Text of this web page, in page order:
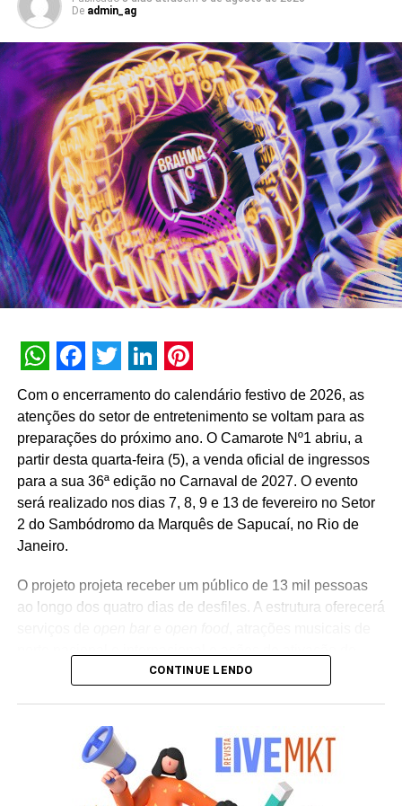
de inteligência artificial do banco que atinge o marco de
dez anos de operação em setembro de 2026. Com
capacidade transacional e conversacional, a plataforma
soma mais de 3 bilhões de interações históricas. No
primeiro semestre de 2026, a assistente registrou 74
milhões de interações, alcançando uma taxa de retenção
interna de 90% e índice de resolutividade de 87% nos
atendimentos.
Além da b.ia, o Meu Bradesco engloba ferramentas como
o E-agro — plataforma digital direcionada a produtores
rurais — e sistemas de recomendação de investimentos
suportados porGenAI(Inteligência Artificial Generativa),
que fornecem assessoria financeira automatizada e
A estratégia de divulgação da campanha engloba
peças deOut of Home(OOH) e ações com
influenciadores digitais, reforçando o posicionamento do
banco na transformação digital do setor financeiro.
De admin_ag
WhatsApp
Facebook
Twitter
LinkedIn
Pinterest
Com o encerramento do calendário festivo de 2026, as
atenções do setor de entretenimento se voltam para as
preparações do próximo ano. O Camarote Nº1 abriu, a
partir desta quarta-feira (5), a venda oficial de ingressos
para a sua 36ª edição no Carnaval de 2027. O evento
será realizado nos dias 7, 8, 9 e 13 de fevereiro no Setor
2 do Sambódromo da Marquês de Sapucaí, no Rio de
Janeiro.
O projeto projeta receber um público de 13 mil pessoas
ao longo dos quatro dias de desfiles. A estrutura oferecerá
marcas parceiras. “O Camarote Nº1 é um projeto que faz
uma experiência personalizada que nasce dolifestyle
cidade maravilhosa”, destaca Marcio Esher, sócio, diretor
de negócios e marketing da Holding Clube e gestor do
CONTINUE LENDO